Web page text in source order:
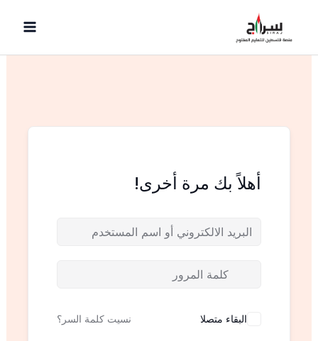
المحتوى
أهلاً بك مرة أخرى!
البقاء متصلا نسيت كلمة السر؟